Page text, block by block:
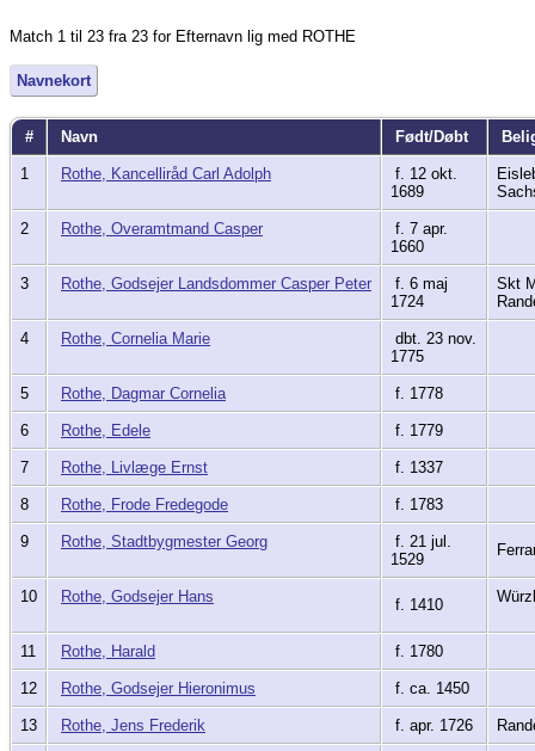
Match 1 til 23 fra 23 for Efternavn lig med ROTHE
Navnekort
# Navn Født/Døbt
1 Rothe, Kancelliråd Carl Adolph
f. 12 okt.
1689
2 Rothe, Overamtmand Casper
f. 7 apr.
1660
3 Rothe, Godsejer Landsdommer Casper Peter
f. 6 maj
1724
Skt
4 Rothe, Cornelia Marie
dbt. 23 nov.
1775
5 Rothe, Dagmar Cornelia f. 1778
6 Rothe, Edele f. 1779
7 Rothe, Livlæge Ernst f. 1337
8 Rothe, Frode Fredegode f. 1783
9 Rothe, Stadtbygmester Georg
f. 21 jul.
1529
10 Rothe, Godsejer Hans f. 1410
11 Rothe, Harald f. 1780
12 Rothe, Godsejer Hieronimus f. ca. 1450
13 Rothe, Jens Frederik f. apr. 1726